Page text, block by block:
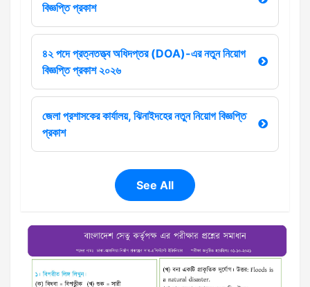
বিজ্ঞপ্তি প্রকাশ
৪২ পদে প্রত্নতত্ত্ব অধিদপ্তর (DOA)-এর নতুন নিয়োগ
বিজ্ঞপ্তি প্রকাশ ২০২৬
জেলা প্রশাসকের কার্যালয়, ঝিনাইদহের নতুন নিয়োগ বিজ্ঞপ্তি
প্রকাশ
See All